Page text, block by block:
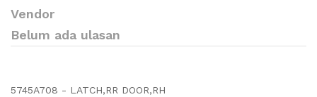
Vendor
Belum ada ulasan
5745A708 - LATCH,RR DOOR,RH